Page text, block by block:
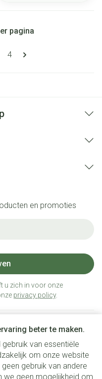
beter te maken.
van essentiële
om onze website
gebruik van andere
geen mogelijkheid om
pagina
Pagina
4
pagina
en promoties
u zich in voor onze
privacy policy.